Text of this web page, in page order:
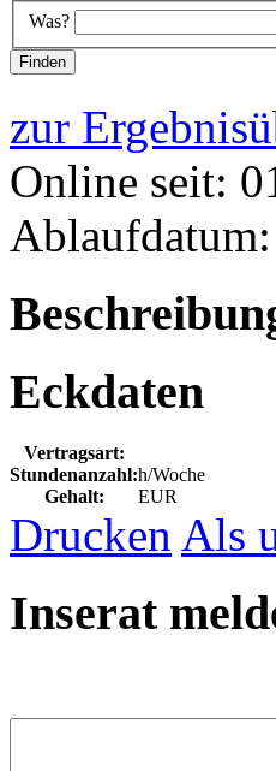
Was?
zur
Online seit:
Eckdaten
Vertragsart:
Stundenanzahl:h/Woche
Gehalt:
EUR
Drucken Als
Inserat